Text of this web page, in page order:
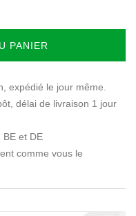
PANIER
expédié le jour même.
délai de livraison 1 jour
et DE
comme vous le